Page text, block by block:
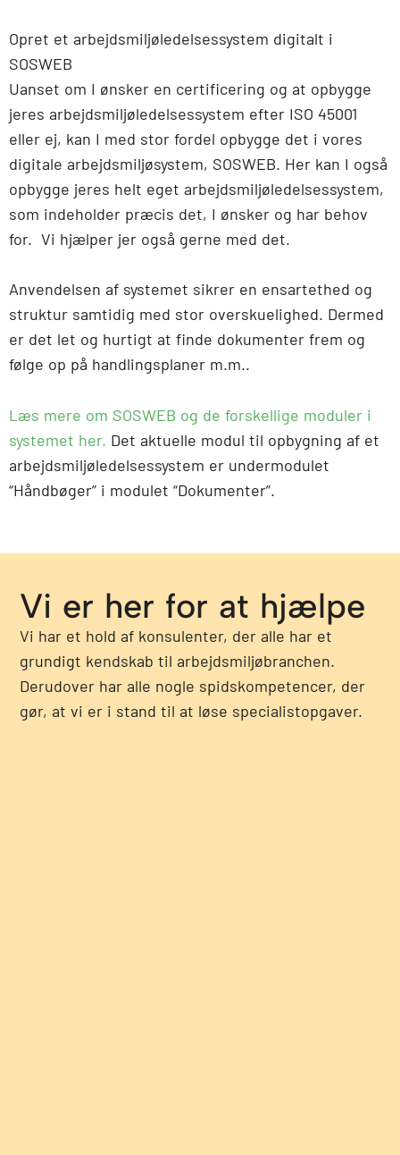
Opret et arbejdsmiljøledelsessystem digitalt i
SOSWEB
Uanset om I ønsker en certificering og at opbygge
jeres arbejdsmiljøledelsessystem efter ISO 45001
eller ej, kan I med stor fordel opbygge det i vores
digitale arbejdsmiljøsystem, SOSWEB. Her kan I også
opbygge jeres helt eget arbejdsmiljøledelsessystem,
som indeholder præcis det, I ønsker og har behov
for. Vi hjælper jer også gerne med det.
Anvendelsen af systemet sikrer en ensartethed og
struktur samtidig med stor overskuelighed. Dermed
er det let og hurtigt at finde dokumenter frem og
følge op på handlingsplaner m.m..
Læs mere om SOSWEB og de forskellige moduler i
systemet her. Det aktuelle modul til opbygning af et
arbejdsmiljøledelsessystem er undermodulet
“Håndbøger” i modulet “Dokumenter”.
Vi er her for at hjælpe
Vi har et hold af konsulenter, der alle har et
grundigt kendskab til arbejdsmiljøbranchen.
Derudover har alle nogle spidskompetencer, der
gør, at vi er i stand til at løse specialistopgaver.